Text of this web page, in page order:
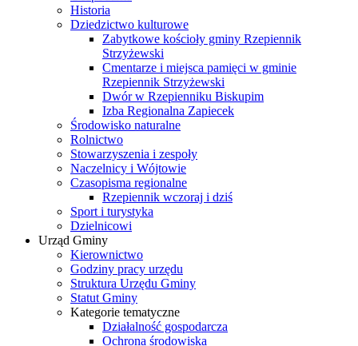
Historia
Dziedzictwo kulturowe
Zabytkowe kościoły gminy Rzepiennik
Strzyżewski
Cmentarze i miejsca pamięci w gminie
Rzepiennik Strzyżewski
Dwór w Rzepienniku Biskupim
Izba Regionalna Zapiecek
Środowisko naturalne
Rolnictwo
Stowarzyszenia i zespoły
Naczelnicy i Wójtowie
Czasopisma regionalne
Rzepiennik wczoraj i dziś
Sport i turystyka
Dzielnicowi
Urząd Gminy
Kierownictwo
Godziny pracy urzędu
Struktura Urzędu Gminy
Statut Gminy
Kategorie tematyczne
Działalność gospodarcza
Ochrona środowiska